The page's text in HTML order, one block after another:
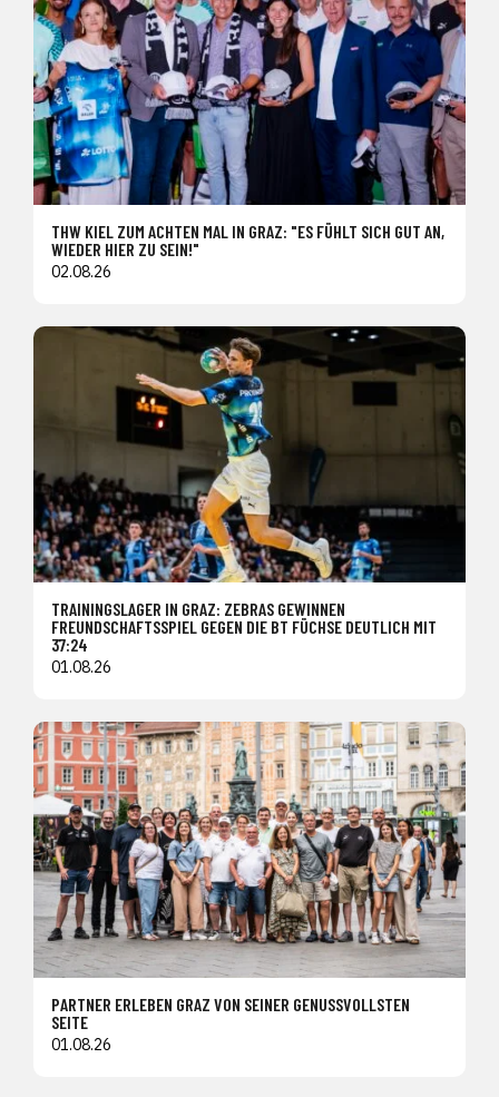
THW KIEL ZUM ACHTEN MAL IN GRAZ: "ES FÜHLT SICH GUT AN,
WIEDER HIER ZU SEIN!"
02.08.26
TRAININGSLAGER IN GRAZ: ZEBRAS GEWINNEN
FREUNDSCHAFTSSPIEL GEGEN DIE BT FÜCHSE DEUTLICH MIT
37:24
01.08.26
PARTNER ERLEBEN GRAZ VON SEINER GENUSSVOLLSTEN
SEITE
01.08.26